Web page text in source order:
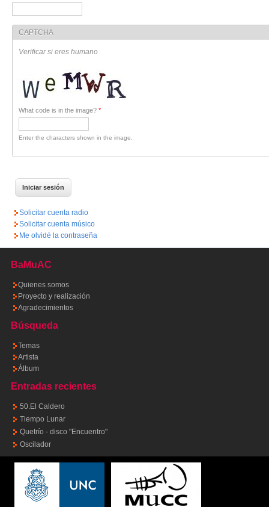
CAPTCHA
Verificar si eres humano
What code is in the image? *
Enter the characters shown in the image.
Solicitar cuenta radio
Solicitar cuenta músico
Me olvidé la contraseña
BaMuAC
Quienes somos
Proyecto y realización
Agradecimientos
Búsqueda
Temas
Artista
Álbum
Entradas recientes
50.El Caldero
Tiempo Lunar
Quetrío - disco "Encuentro"
Oscilador